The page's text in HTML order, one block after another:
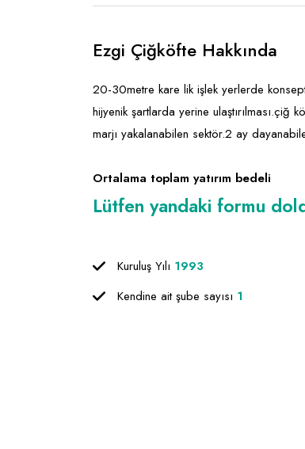
Ezgi Çiğköfte Hakkında
20-30metre kare lik işlek yerlerde
hijyenik şartlarda yerine ulaştırılması.çiğ
marjı yakalanabilen sektör.2 ay
Ortalama toplam yatırım bedeli
Lütfen yandaki formu
Kuruluş Yılı 1993
Kendine ait şube sayısı 1